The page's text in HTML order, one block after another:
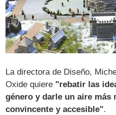
La directora de Diseño,
Oxide quiere "rebatir las
género y darle un aire más
convincente y accesible".